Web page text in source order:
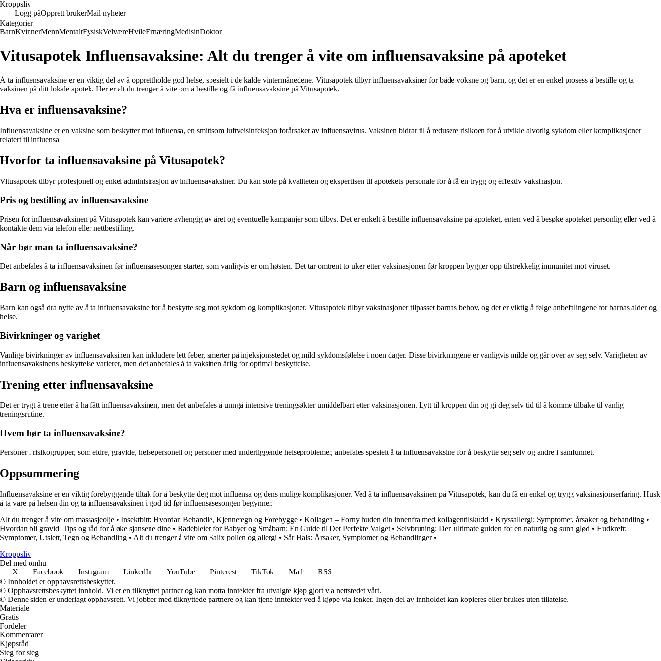
Kroppsliv
Logg påOpprett brukerMail nyheter
Kategorier
BarnKvinnerMennMentaltFysiskVelværeHvileErnæringMedisinDoktor
Vitusapotek Influensavaksine: Alt du trenger å vite om influensavaksine på apoteket
Å ta influensavaksine er en viktig del av å opprettholde god helse, spesielt i de kalde vintermånedene. Vitusapotek tilbyr influensavaksiner for både voksne og barn, og det er en enkel prosess å bestille og ta
vaksinen på ditt lokale apotek. Her er alt du trenger å vite om å bestille og få influensavaksine på Vitusapotek.
Hva er influensavaksine?
Influensavaksine er en vaksine som beskytter mot influensa, en smittsom luftveisinfeksjon forårsaket av influensavirus. Vaksinen bidrar til å redusere risikoen for å utvikle alvorlig sykdom eller komplikasjoner
relatert til influensa.
Hvorfor ta influensavaksine på Vitusapotek?
Vitusapotek tilbyr profesjonell og enkel administrasjon av influensavaksiner. Du kan stole på kvaliteten og ekspertisen til apotekets personale for å få en trygg og effektiv vaksinasjon.
Pris og bestilling av influensavaksine
Prisen for influensavaksinen på Vitusapotek kan variere avhengig av året og eventuelle kampanjer som tilbys. Det er enkelt å bestille influensavaksine på apoteket, enten ved å besøke apoteket personlig eller ved å
kontakte dem via telefon eller nettbestilling.
Når bør man ta influensavaksine?
Det anbefales å ta influensavaksinen før influensasesongen starter, som vanligvis er om høsten. Det tar omtrent to uker etter vaksinasjonen før kroppen bygger opp tilstrekkelig immunitet mot viruset.
Barn og influensavaksine
Barn kan også dra nytte av å ta influensavaksine for å beskytte seg mot sykdom og komplikasjoner. Vitusapotek tilbyr vaksinasjoner tilpasset barnas behov, og det er viktig å følge anbefalingene for barnas alder og
helse.
Bivirkninger og varighet
Vanlige bivirkninger av influensavaksinen kan inkludere lett feber, smerter på injeksjonsstedet og mild sykdomsfølelse i noen dager. Disse bivirkningene er vanligvis milde og går over av seg selv. Varigheten av
influensavaksinens beskyttelse varierer, men det anbefales å ta vaksinen årlig for optimal beskyttelse.
Trening etter influensavaksine
Det er trygt å trene etter å ha fått influensavaksinen, men det anbefales å unngå intensive treningsøkter umiddelbart etter vaksinasjonen. Lytt til kroppen din og gi deg selv tid til å komme tilbake til vanlig
treningsrutine.
Hvem bør ta influensavaksine?
Personer i risikogrupper, som eldre, gravide, helsepersonell og personer med underliggende helseproblemer, anbefales spesielt å ta influensavaksine for å beskytte seg selv og andre i samfunnet.
Oppsummering
Influensavaksine er en viktig forebyggende tiltak for å beskytte deg mot influensa og dens mulige komplikasjoner. Ved å ta influensavaksinen på Vitusapotek, kan du få en enkel og trygg vaksinasjonserfaring. Husk
å ta vare på helsen din og ta influensavaksinen i god tid før influensasesongen begynner.
Alt du trenger å vite om massasjeolje • Insektbitt: Hvordan Behandle, Kjennetegn og Forebygge • Kollagen – Forny huden din innenfra med kollagentilskudd • Kryssallergi: Symptomer, årsaker og behandling •
Hvordan bli gravid: Tips og råd for å øke sjansene dine • Badebleier for Babyer og Småbarn: En Guide til Det Perfekte Valget • Selvbruning: Den ultimate guiden for en naturlig og sunn glød • Hudkreft:
Symptomer, Utslett, Tegn og Behandling • Alt du trenger å vite om Salix pollen og allergi • Sår Hals: Årsaker, Symptomer og Behandlinger•
Kroppsliv
Del med omhu
X
Facebook Instagram LinkedIn YouTube Pinterest TikTok Mail
RSS
© Innholdet er opphavsrettsbeskyttet.
© Opphavsrettsbeskyttet innhold. Vi er en tilknyttet partner og kan motta inntekter fra utvalgte kjøp gjort via nettstedet vårt.
© Denne siden er underlagt opphavsrett. Vi jobber med tilknyttede partnere og kan tjene inntekter ved å kjøpe via lenker. Ingen del av innholdet kan kopieres eller brukes uten tillatelse.
Materiale
Gratis
Fordeler
Kommentarer
Kjøpsråd
Steg for steg